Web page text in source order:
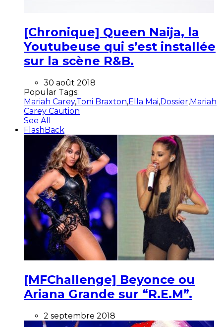
[Chronique] Queen Naija, la
Youtubeuse qui s’est installée
sur la scène R&B.
30 août 2018
Popular Tags:
Mariah Carey,Toni Braxton,Ella Mai,Dossier,Mariah
Carey Caution
See All
FlashBack
[MFChallenge] Beyonce ou
Ariana Grande sur “R.E.M”.
2 septembre 2018